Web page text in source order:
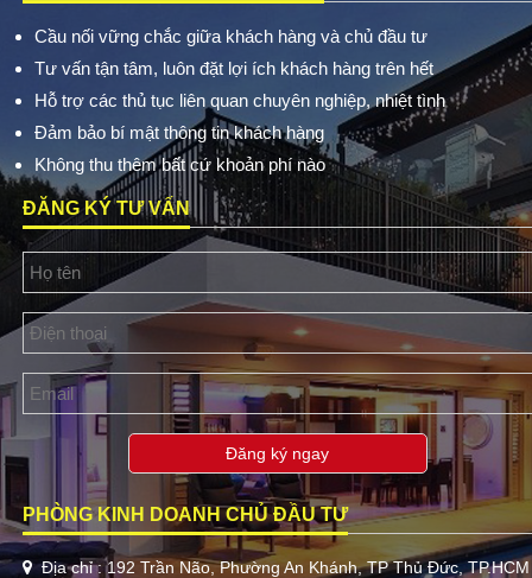
Cầu nối vững chắc giữa khách hàng và chủ đầu tư
Tư vấn tận tâm, luôn đặt lợi ích khách hàng trên hết
Hỗ trợ các thủ tục liên quan chuyên nghiệp, nhiệt tình
Đảm bảo bí mật thông tin khách hàng
Không thu thêm bất cứ khoản phí nào
ĐĂNG KÝ TƯ VẤN
Đăng ký ngay
PHÒNG KINH DOANH CHỦ ĐẦU TƯ
Địa chỉ : 192 Trần Não, Phường An Khánh, TP Thủ Đức, TP.HCM